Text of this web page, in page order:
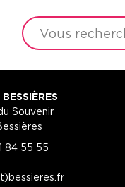
Souvenir
84 55 55